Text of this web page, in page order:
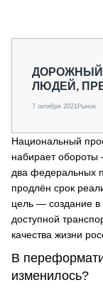
ДОРОЖНЫЙ
ЛЮДЕЙ,
7 октября 2021Рынок
Национальный
набирает обороты
два федеральных
продлён срок
цель — создание в
доступной
качества жизни
В
изменилось?